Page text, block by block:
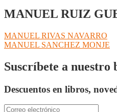
MANUEL RUIZ
Navegación
de
entradas
Anterior:
MANUEL RIVAS NAVARRO
Siguiente:
MANUEL SANCHEZ MONJE
Suscríbete a nuestro
Descuentos en libros,